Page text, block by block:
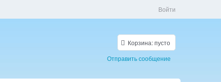
Войти
Корзина:пусто
Отправить сообщение